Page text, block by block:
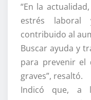
“En la
estrés
contribuido al
Buscar ayuda y
para prevenir el
graves”, resaltó.
Indicó que, a